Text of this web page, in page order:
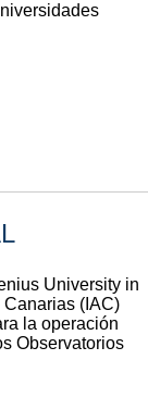
University in
Canarias (IAC)
la operación
Observatorios